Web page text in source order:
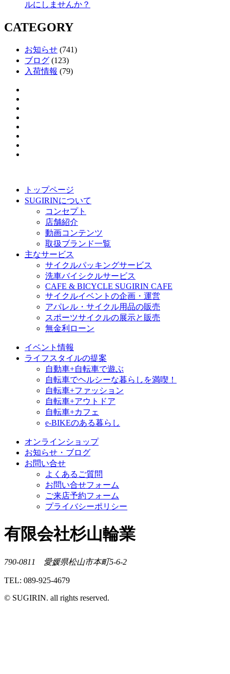
ルにしませんか？
CATEGORY
お知らせ (741)
ブログ (123)
入荷情報 (79)
トップページ
SUGIRINについて
コンセプト
店舗紹介
動画コンテンツ
取扱ブランド一覧
主なサービス
サイクルパッキングサービス
洗車バイシクルサービス
CAFE & BICYCLE SUGIRIN CAFE
サイクルイベントの企画・運営
アパレル・サイクル用品の販売
スポーツサイクルの展示と販売
無金利ローン
イベント情報
ライフスタイルの提案
自動車+自転車で遊ぶ
自転車でヘルシーな暮らしを満喫！
自転車+ファッション
自転車+アウトドア
自転車+カフェ
e-BIKEのある暮らし
オンラインショップ
お知らせ・ブログ
お問い合せ
よくあるご質問
お問い合せフォーム
ご来店予約フォーム
プライバシーポリシー
有限会社杉山輪業
790-0811 愛媛県松山市本町5-6-2
TEL: 089-925-4679
© SUGIRIN. all rights reserved.